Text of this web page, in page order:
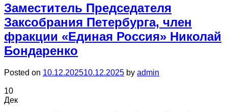
Заместитель Председателя
Заксобрания Петербурга, член
фракции «Единая Россия» Николай
Бондаренко
Posted on 10.12.202510.12.2025 by admin
10
Дек